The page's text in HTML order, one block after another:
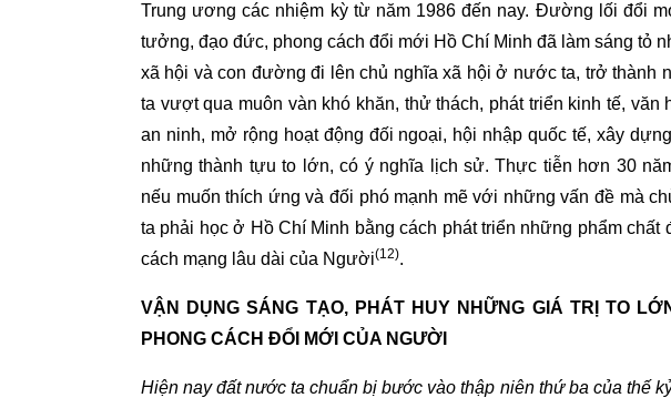
Trung ương các nhiệm kỳ từ năm 1986 đến nay. Đường lối đổi
tưởng, đạo đức, phong cách đổi mới Hồ Chí Minh đã làm sáng tỏ
xã hội và con đường đi lên chủ nghĩa xã hội ở nước ta, trở thành
ta vượt qua muôn vàn khó khăn, thử thách, phát triển kinh tế, văn
an ninh, mở rộng hoạt động đối ngoại, hội nhập quốc tế, xây
những thành tựu to lớn, có ý nghĩa lịch sử. Thực tiễn hơn 30
nếu muốn thích ứng và đối phó mạnh mẽ với những vấn đề mà
ta phải học ở Hồ Chí Minh bằng cách phát triển những phẩm chất
cách mạng lâu dài của Người(12).
VẬN DỤNG SÁNG TẠO, PHÁT HUY NHỮNG GIÁ TRỊ TO
PHONG CÁCH ĐỔI MỚI CỦA NGƯỜI
Hiện nay đất nước ta chuẩn bị bước vào thập niên thứ ba của thế